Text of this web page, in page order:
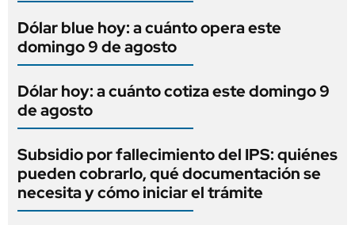
Dólar blue hoy: a cuánto opera este
domingo 9 de agosto
Dólar hoy: a cuánto cotiza este domingo 9
de agosto
Subsidio por fallecimiento del IPS: quiénes
pueden cobrarlo, qué documentación se
necesita y cómo iniciar el trámite